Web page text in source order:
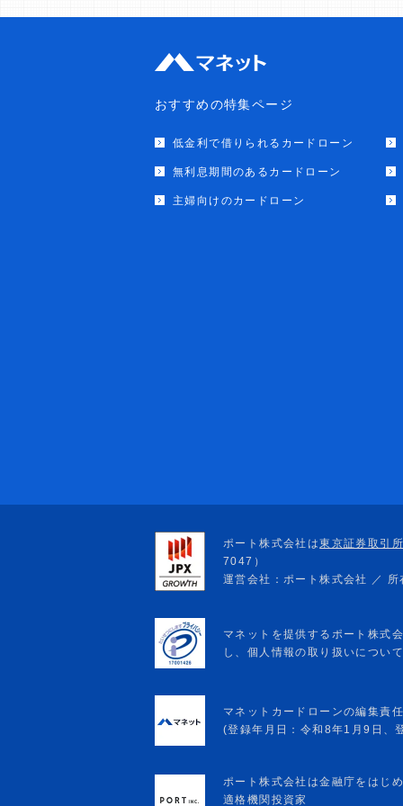
おすすめの特集ページ
低金利で借りられるカードローン
無利息期間のあるカードローン
主婦向けのカードローン
マネットカードローンの編集責
(登録年月日：令和8年1月9日
ポート株式会社は金融庁をはじ
適格機関投資家